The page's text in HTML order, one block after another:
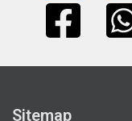
Sitemap